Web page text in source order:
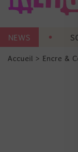
NEWS
Accueil > Encre &